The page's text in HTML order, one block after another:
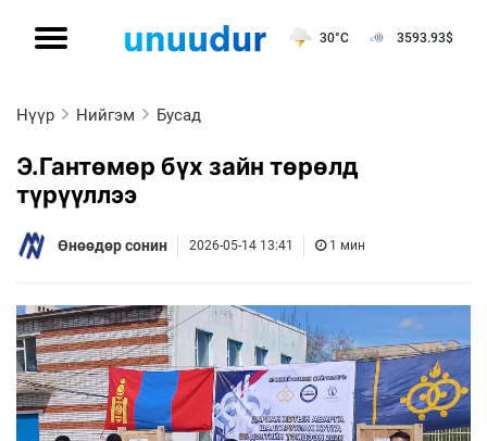
30°C 3593.93$
Нүүр Нийгэм Бусад
Э.Гантөмөр бүх зайн төрөлд
түрүүллээ
Өнөөдөр сонин 2026-05-14 13:41 1 мин